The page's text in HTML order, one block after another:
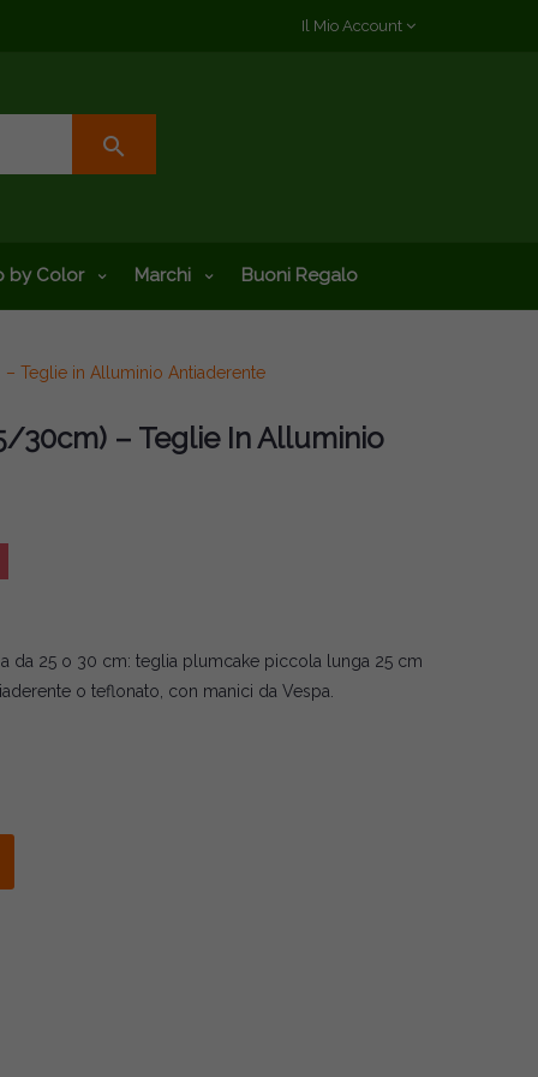
Il Mio Account
search
by Color Marchi Buoni Regalo
Teglie in Alluminio Antiaderente
30cm) – Teglie In Alluminio
da 25 o 30 cm: teglia plumcake piccola lunga 25 cm
o teflonato, con manici da Vespa.